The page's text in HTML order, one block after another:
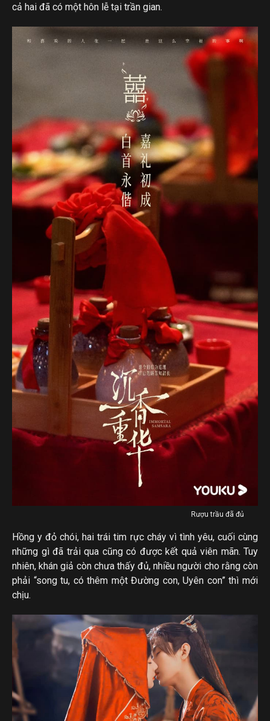
cả hai đã có một hôn lễ tại trần gian.
Rượu trầu đã đủ
Hồng y đỏ chói, hai trái tim rực cháy vì tình yêu, cuối cùng
những gì đã trải qua cũng có được kết quả viên mãn. Tuy
nhiên, khán giả còn chưa thấy đủ, nhiều người cho rằng còn
phải “song tu, có thêm một Đường con, Uyên con” thì mới
chịu.